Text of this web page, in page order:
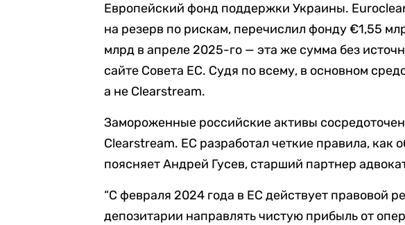
Европейский фонд поддержки Украины.
на резерв по рискам, перечислил фонду €1,55
млрд в апреле 2025-го — эта же сумма без
сайте Совета ЕС. Судя по всему, в основном
а не Clearstream.
Замороженные российские активы
Clearstream. ЕС разработал четкие правила, как
поясняет Андрей Гусев, старший партнер
“С февраля 2024 года в ЕС действует правовой
депозитарии направлять чистую прибыль от